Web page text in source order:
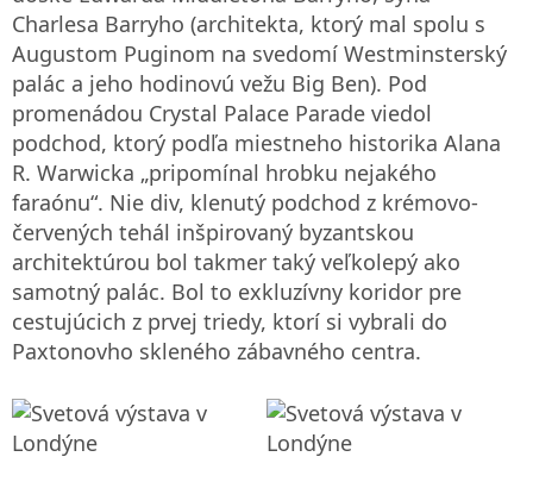
Charlesa Barryho (architekta, ktorý mal spolu s
Augustom Puginom na svedomí Westminsterský
palác a jeho hodinovú vežu Big Ben). Pod
promenádou Crystal Palace Parade viedol
podchod, ktorý podľa miestneho historika Alana
R. Warwicka „pripomínal hrobku nejakého
faraónu“. Nie div, klenutý podchod z krémovo-
červených tehál inšpirovaný byzantskou
architektúrou bol takmer taký veľkolepý ako
samotný palác. Bol to exkluzívny koridor pre
cestujúcich z prvej triedy, ktorí si vybrali do
Paxtonovho skleného zábavného centra.